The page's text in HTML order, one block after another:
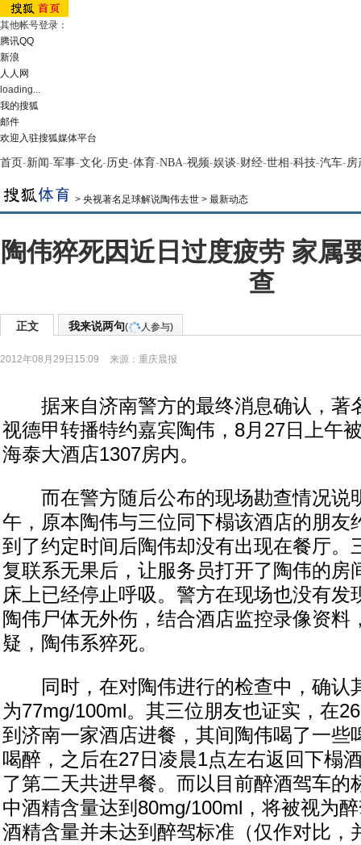
其他帐号登录：
腾讯QQ
新浪
人人网
loading...
我的搜狐
邮件
欢迎入驻搜狐媒体平台
首页-新闻-军事-文化-历史-体育-NBA-视频-娱谈-财经-世相-科技-汽车-房
> 央视著名足球解说陶伟去世 > 最新动态
陶伟猝死因近日过度疲劳 家属
查
正文 我来说两句( 人参与)
2012年08月29日15:09 来源： 重庆晨报
据来自济南警方的最终消息确认，著
视德甲转播特约嘉宾陶伟，8月27日上午
海泰大酒店1307房内。
而在警方随后公布的现场勘查情况说
午，原本陶伟与三位同下榻该酒店的朋友
到了约定时间后陶伟却没有出现在餐厅。
复联系无果后，让服务员打开了陶伟的房
床上已经停止呼吸。警方在现场也没有发
陶伟尸体无外伤，结合酒店监控录像资料
疑，陶伟系猝死。
同时，在对陶伟进行的检查中，确认
为77mg/100ml。其三位朋友也证实，在
到济南一家酒店进餐，其间陶伟喝了一些
喝醉，之后在27日凌晨1点左右返回下榻
了第二天共进早餐。而以目前醉酒驾车的
中酒精含量达到80mg/100ml，将被视为
酒精含量并未达到醉驾标准（仅作对比，